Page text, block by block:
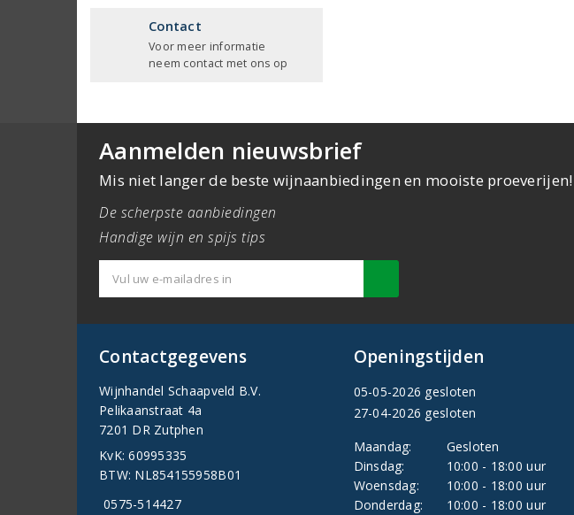
Contact
Voor meer informatie
neem contact met ons op
Aanmelden nieuwsbrief
Mis niet langer de beste wijnaanbiedingen en mooiste proeverijen!
De scherpste aanbiedingen
Handige wijn en spijs tips
Contactgegevens
Wijnhandel Schaapveld B.V.
Pelikaanstraat 4a
7201 DR Zutphen
KvK: 60995335
BTW: NL854155958B01
0575-514427
Openingstijden
05-05-2026 gesloten
27-04-2026 gesloten
Maandag:
Gesloten
Dinsdag:
10:00 - 18:00 uur
Woensdag:
10:00 - 18:00 uur
Donderdag:
10:00 - 18:00 uur